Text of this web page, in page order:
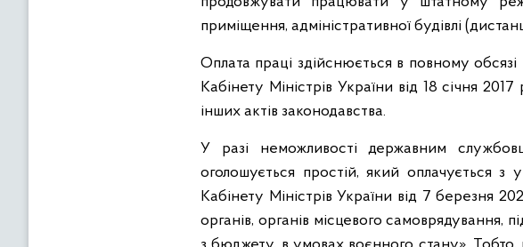
приміщення, адміністративної будівлі
Оплата праці здійснюється в повному
Кабінету Міністрів України від 18 січня
інших актів законодавства.
У разі неможливості державним
оголошується простій, який оплачується з
Кабінету Міністрів України від 7 березня
органів, органів місцевого самоврядування,